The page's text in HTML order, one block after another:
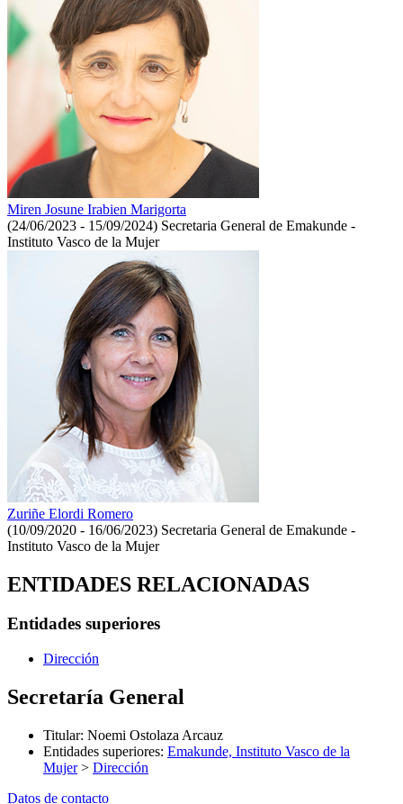
Miren Josune Irabien Marigorta
(24/06/2023 - 15/09/2024) Secretaria General de Emakunde -
Instituto Vasco de la Mujer
Zuriñe Elordi Romero
(10/09/2020 - 16/06/2023) Secretaria General de Emakunde -
Instituto Vasco de la Mujer
ENTIDADES RELACIONADAS
Entidades superiores
Dirección
Secretaría General
Titular: Noemi Ostolaza Arcauz
Entidades superiores: Emakunde, Instituto Vasco de la
Mujer> Dirección
Datos de contacto